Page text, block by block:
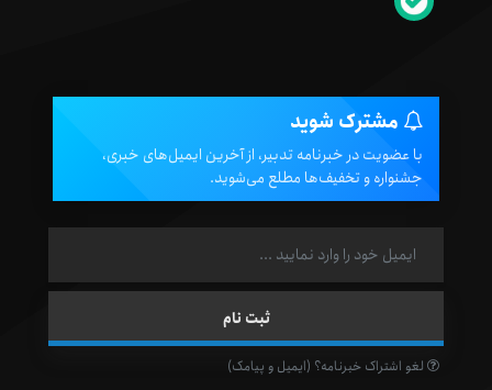
مشترک شوید
با عضویت در خبرنامه تدبیر، از آخرین ایمیل‌های خبری،
جشنواره و تخفیف‌ها مطلع می‌شوید.
لغو اشتراک خبرنامه؟ (ایمیل و پیامک)